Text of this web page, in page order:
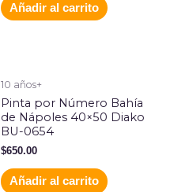
Añadir al carrito
10 años+
Pinta por Número Bahía
de Nápoles 40×50 Diako
BU-0654
$650.00
Añadir al carrito